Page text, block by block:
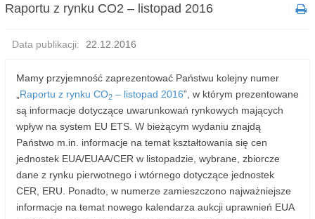
Raportu z rynku CO2 – listopad 2016
Data publikacji: 22.12.2016
Mamy przyjemność zaprezentować Państwu kolejny numer
Raportu z rynku CO2 – listopad 2016”, w którym prezentowane
są informacje dotyczące uwarunkowań rynkowych mających
wpływ na system EU ETS. W bieżącym wydaniu znajdą
Państwo m.in. informacje na temat kształtowania się cen
jednostek EUA/EUAA/CER w listopadzie, wybrane, zbiorcze
dane z rynku pierwotnego i wtórnego dotyczące jednostek
CER, ERU. Ponadto, w numerze zamieszczono najważniejsze
informacje na temat nowego kalendarza aukcji uprawnień EUA